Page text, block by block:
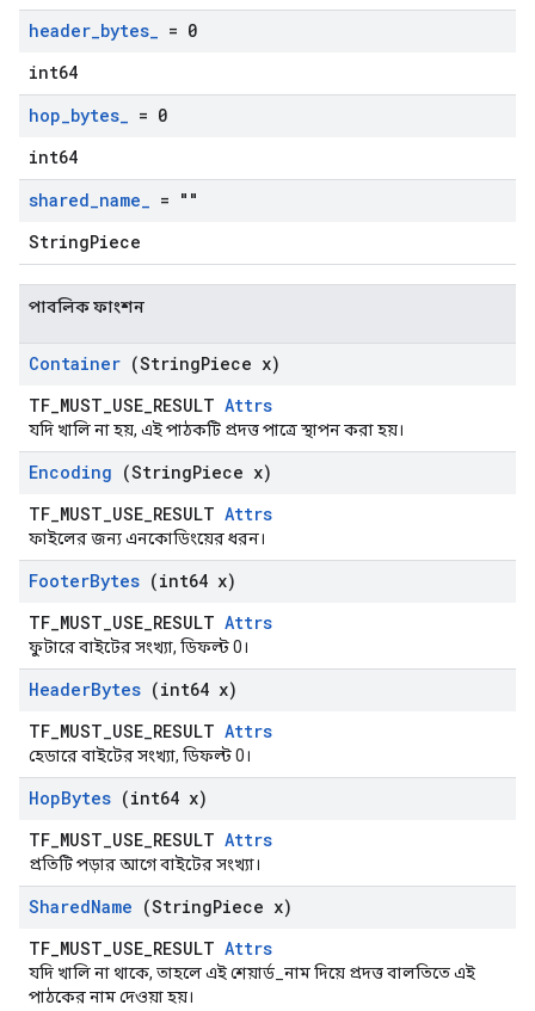
header_bytes_ = 0
int64
hop_bytes_ = 0
int64
shared_name_ = ""
StringPiece
পাবলিক ফাংশন
Container (StringPiece x)
TF_MUST_USE_RESULT Attrs
যদি খালি না হয়, এই পাঠকটি প্রদত্ত পাত্রে স্থাপন করা হয়।
Encoding (StringPiece x)
TF_MUST_USE_RESULT Attrs
ফাইলের জন্য এনকোডিংয়ের ধরন।
FooterBytes (int64 x)
TF_MUST_USE_RESULT Attrs
ফুটারে বাইটের সংখ্যা, ডিফল্ট 0।
HeaderBytes (int64 x)
TF_MUST_USE_RESULT Attrs
হেডারে বাইটের সংখ্যা, ডিফল্ট 0।
HopBytes (int64 x)
TF_MUST_USE_RESULT Attrs
প্রতিটি পড়ার আগে বাইটের সংখ্যা।
SharedName (StringPiece x)
TF_MUST_USE_RESULT Attrs
যদি খালি না থাকে, তাহলে এই শেয়ার্ড_নাম দিয়ে প্রদত্ত বালতিতে এই
পাঠকের নাম দেওয়া হয়।